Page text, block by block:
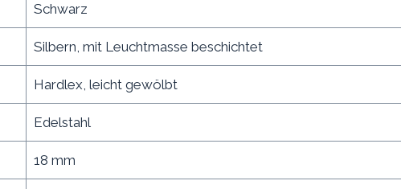
Schwarz
Silbern, mit Leuchtmasse beschichtet
Hardlex, leicht gewölbt
Edelstahl
18 mm